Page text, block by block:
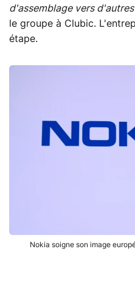
d'assemblage vers
le groupe à Clubic.
étape.
Nokia soigne son image